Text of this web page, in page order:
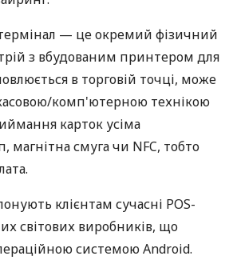
— це окремий фізичний
з вбудованим принтером для
в торговій точці, може
комп'ютерною технікою
карток усіма
смуга чи NFC, тобто
клієнтам сучасні POS-
світових виробників, що
системою Android.